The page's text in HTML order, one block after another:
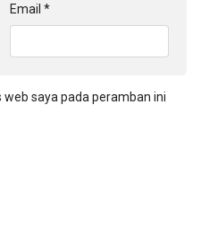
Email *
saya pada peramban ini